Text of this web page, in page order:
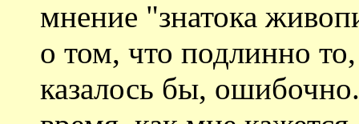
мнение "знатока
о том, что подлинно
казалось бы,